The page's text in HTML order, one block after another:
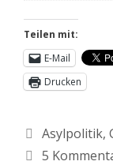
Teilen mit:
E-Mail
Drucken
Asylpolitik,
5